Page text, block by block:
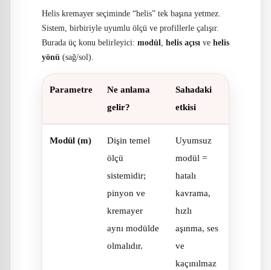
Helis kremayer seçiminde “helis” tek başına yetmez.
Sistem, birbiriyle uyumlu ölçü ve profillerle çalışır.
Burada üç konu belirleyici: modül helis açısı ve helis
yönü (sağ/sol).
Parametre
Ne anlama
gelir?
Sahadaki
etkisi
Modül (m)
Dişin temel
ölçü
sistemidir;
pinyon ve
kremayer
aynı modülde
olmalıdır.
Uyumsuz
modül =
hatalı
kavrama,
hızlı
aşınma, ses
ve
kaçınılmaz